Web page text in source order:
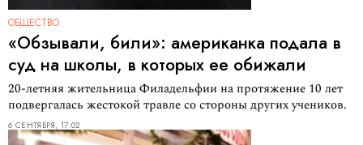
ОБЩЕСТВО
«Обзывали, били»: американка подала в
суд на школы, в которых ее обижали
20-летняя жительница Филадельфии на протяжение 10 лет
подвергалась жестокой травле со стороны других учеников.
6 СЕНТЯБРЯ, 17:02